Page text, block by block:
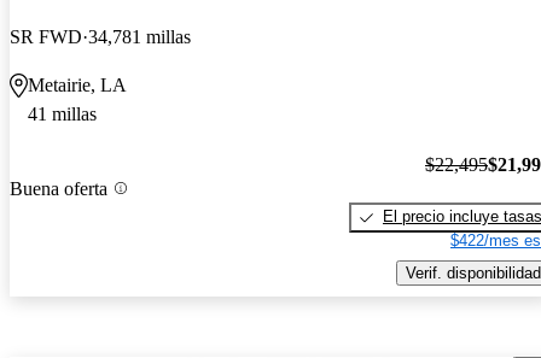
SR FWD 34,781 millas
Metairie, LA
41 millas
Buena oferta
$22,495
El precio incluye tasas
$422/mes
Verif. disponibilidad